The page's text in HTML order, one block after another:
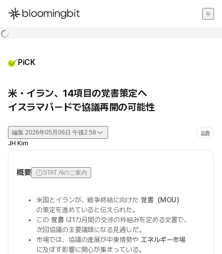
한국어
PiCK
米・イラン、14項目の覚書策定へ
イスラマバードで協議再開の可能性
編集 2026年05月06日 午後2:58 出典
JH Kim
概要 STAT AIのご案内
米国とイランが、戦争終結に向けた 覚書（MOU）
の策定を進めていると伝えられた。
この 覚書は1カ月間の交渉の枠組みを定める文書で、
次回協議の主要議題になる見通しだ。
市場では、協議の進展が中東情勢や エネルギー市場
に及ぼす影響に関心が集まっている。